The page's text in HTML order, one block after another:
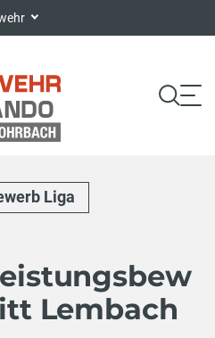
Liga
Lembach